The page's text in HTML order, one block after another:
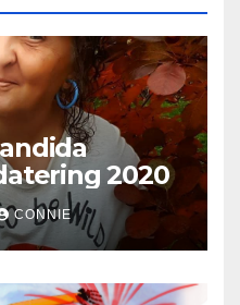
2020
CONNIE